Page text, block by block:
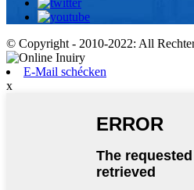
© Copyright - 2010-2022: All
E-Mail schécken
x